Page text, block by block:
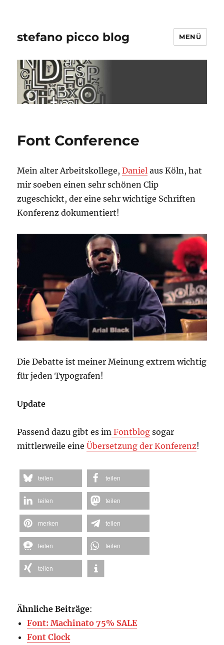
stefano picco blog MENÜ
Font Conference
Mein alter Arbeitskollege,Daniel aus Köln, hat
mir soeben einen sehr schönen Clip
zugeschickt, der eine sehr wichtige Schriften
Konferenz dokumentiert!
Die Debatte ist meiner Meinung extrem wichtig
für jeden Typografen!
Update
Passend dazu gibt es im Fontblog sogar
mittlerweile eineÜbersetzung der Konferenz!
teilen teilen
teilen teilen
merken teilen
teilen teilen
teilen
Ähnliche Beiträge:
Font: Machinato 75% SALE
Font Clock